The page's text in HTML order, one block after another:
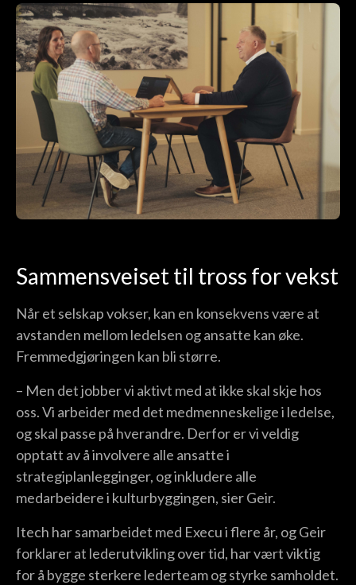
Sammensveiset til tross for vekst
Når et selskap vokser, kan en konsekvens være at
avstanden mellom ledelsen og ansatte kan øke.
Fremmedgjøringen kan bli større.
– Men det jobber vi aktivt med at ikke skal skje hos
oss. Vi arbeider med det medmenneskelige i ledelse,
og skal passe på hverandre. Derfor er vi veldig
opptatt av å involvere alle ansatte i
strategiplanlegginger, og inkludere alle
medarbeidere i kulturbyggingen, sier Geir.
Itech har samarbeidet med Execu i flere år, og Geir
forklarer at lederutvikling over tid, har vært viktig
for å bygge sterkere lederteam og styrke samholdet.